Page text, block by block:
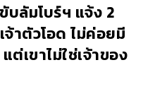
บลัมโบร์ฯ แจ้ง 2
าตัวโอด ไม่ค่อยมี
ต่เขาไม่ใช่เจ้าของ